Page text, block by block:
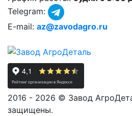
Telegram:
E-mail: az@zavodagro.ru
2016 - 2026 © Завод
защищены.